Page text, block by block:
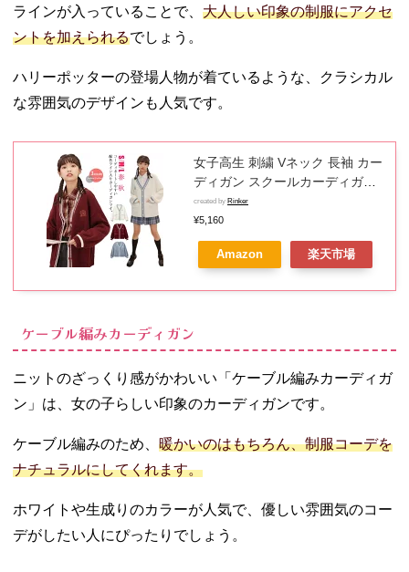
03. 高校生必見！
カーディガンの
− 丈の長さ
− 素材
− 柄
− 季節感
04. 高校生の制服
ファッションは
カーディガンで
個性を出してい
ラインが入っていることで、 大人しい印象の制服にアクセ
ントを加えられるでしょう。
ハリーポッターの登場人物が着ているような、クラシカル
な雰囲気のデザインも人気です。
女子高生 刺繍 Vネック 長袖 カー
ディガン スクールカーディガン
ボリュームスリーブ 制服 スクー
ルセーター JK ライン入り 前開
き 秋 ポケット付き アウター 中
学生 高校生 春 レディース
created by Rinker
¥5,160
Amazon 楽天市場
ケーブル編みカーディガン
ニットのざっくり感がかわいい「ケーブル編みカーディガ
ン」は、女の子らしい印象のカーディガンです。
ケーブル編みのため、 暖かいのはもちろん、制服コーデを
ナチュラルにしてくれます。
ホワイトや生成りのカラーが人気で、優しい雰囲気のコー
デがしたい人にぴったりでしょう。